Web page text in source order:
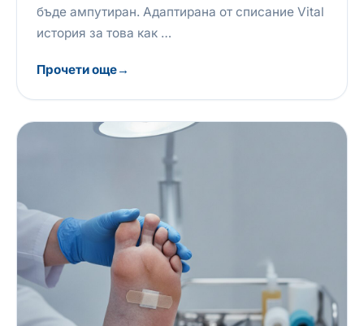
бъде ампутиран. Адаптирана от списание Vital
история за това как …
Прочети още